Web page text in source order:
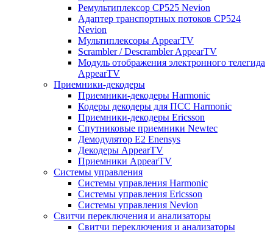
Ремультиплексор CP525 Nevion
Адаптер транспортных потоков CP524
Nevion
Мультиплексоры AppearTV
Scrambler / Descrambler AppearTV
Модуль отображения электронного телегида
AppearTV
Приемники-декодеры
Приемники-декодеры Harmonic
Кодеры декодеры для ПСС Harmonic
Приемники-декодеры Ericsson
Спутниковые приемники Newtec
Демодулятор Е2 Enensys
Декодеры AppearTV
Приемники AppearTV
Системы управления
Cистемы управления Harmonic
Cистемы управления Ericsson
Cистемы управления Nevion
Свитчи переключения и анализаторы
Свитчи переключения и анализаторы